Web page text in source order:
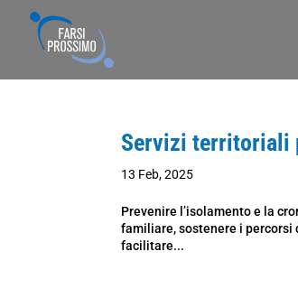
Servizi territoriali
13 Feb, 2025
Prevenire l’isolamento e la
familiare, sostenere i percorsi
facilitare...